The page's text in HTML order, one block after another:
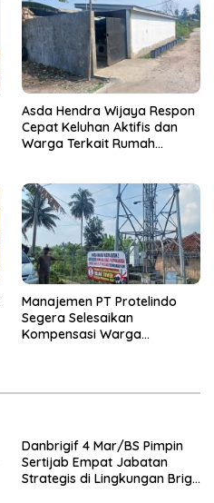
Asda Hendra Wijaya Respon
Cepat Keluhan Aktifis dan
Warga Terkait Rumah
Manajemen PT Protelindo
Segera Selesaikan
Kompensasi Warga
Danbrigif 4 Mar/BS Pimpin
Sertijab Empat Jabatan
Strategis di Lingkungan Brigif